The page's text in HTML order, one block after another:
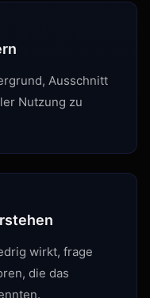
Ausschnitt
Nutzung zu
wirkt, frage
die das